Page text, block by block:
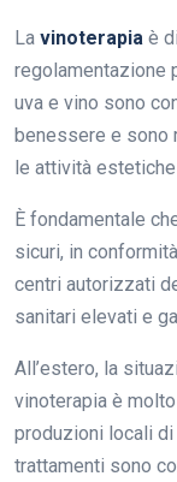
La vinoterapia è
regolamentazione
uva e vino sono
benessere e sono
le attività
È fondamentale
sicuri, in
centri autorizzati
sanitari elevati e
All’estero, la
vinoterapia è
produzioni locali di
trattamenti sono